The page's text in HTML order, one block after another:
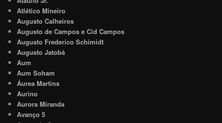
Atlético Mineiro
Augusto Calheiros
Augusto de Campos e Cid Campos
Augusto Frederico Schimidt
Augusto Jatobá
Aum
Aum Soham
Áurea Martins
Aurino
Aurora Miranda
Avanço 5